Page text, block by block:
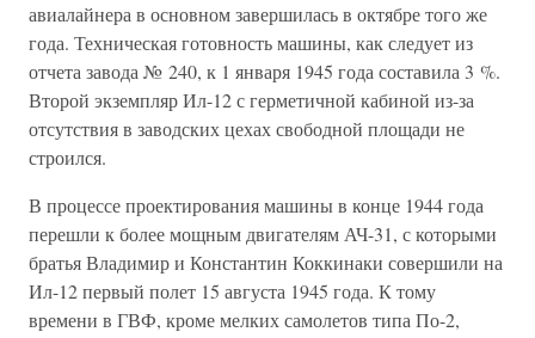
авиалайнера в основном завершилась в октябре того же
года. Техническая готовность машины, как следует из
отчета завода № 240, к 1 января 1945 года составила 3 %.
Второй экземпляр Ил-12 с герметичной кабиной из-за
отсутствия в заводских цехах свободной площади не
строился.
В процессе проектирования машины в конце 1944 года
перешли к более мощным двигателям АЧ-31, с которыми
братья Владимир и Константин Коккинаки совершили на
Ил-12 первый полет 15 августа 1945 года. К тому
времени в ГВФ, кроме мелких самолетов типа По-2,